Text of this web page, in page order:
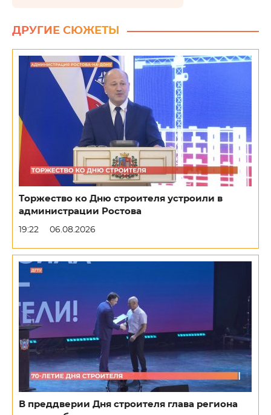
ДРУГИЕ СЮЖЕТЫ
Торжество ко Дню строителя устроили в
администрации Ростова
19:22 06.08.2026
В преддверии Дня строителя глава региона